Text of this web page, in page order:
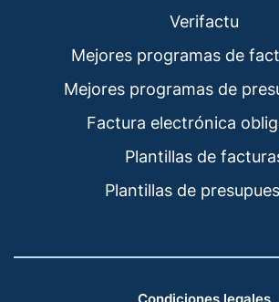
Verifactu
Mejores programas de
Mejores programas de
Factura electrónica
Plantillas de
Plantillas de
Condiciones legales